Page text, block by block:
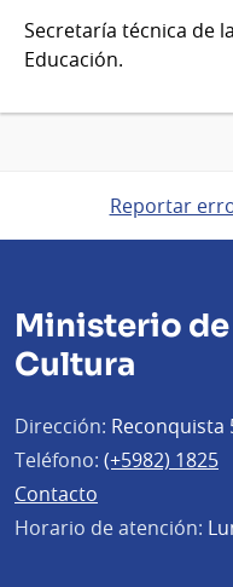
Secretaría técnica de
Educación.
Reportar
Ministerio
Cultura
Dirección: Reconquista
Teléfono: (+5982) 1825
Contacto
Horario de atención: